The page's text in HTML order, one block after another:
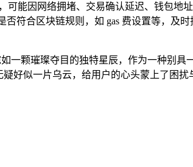
可能因网络拥堵、交易确认延迟、钱包地
否符合区块链规则，如 gas 费设置等，及
一颗璀璨夺目的独特星辰，作为一种别
疑好似一片乌云，给用户的心头蒙上了困